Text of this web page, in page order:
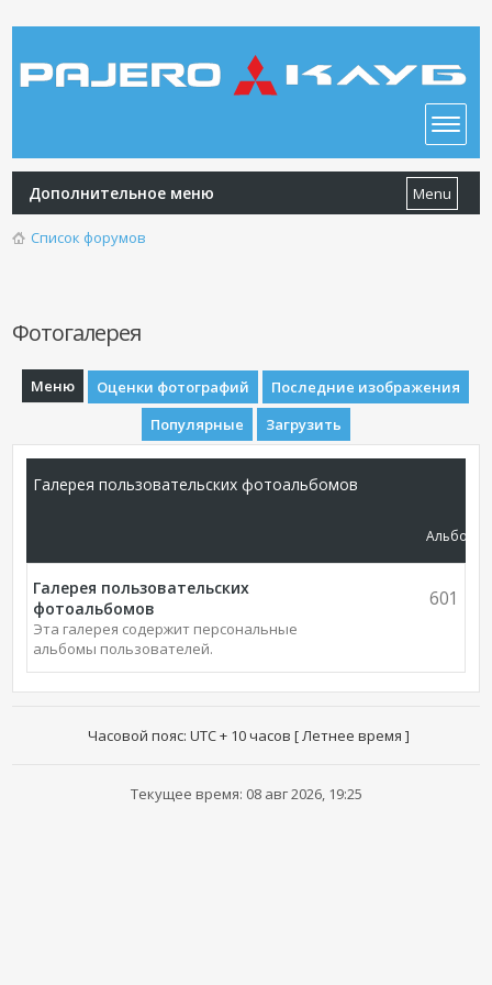
Дополнительное меню Menu
Список форумов
Фотогалерея
Меню Оценки фотографий
Последние изображения
Популярные
Загрузить
Галерея пользовательских фотоальбомов
Альбомы
Галерея пользовательских
фотоальбомов
Эта галерея содержит персональные
альбомы пользователей.
601
Часовой пояс: UTC + 10 часов [ Летнее время ]
Текущее время: 08 авг 2026, 19:25